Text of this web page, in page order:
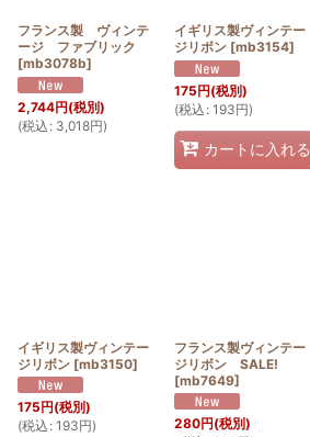
フランス製 ヴィンテ
ージ ファブリック
[mb3078b]
2,744円(税別)
(税込 : 3,018円)
イギリス製ヴィンテー
ジリボン [mb3154]
175円(税別)
(税込 : 193円)
カートに入れる
イギリス製ヴィンテー
ジリボン [mb3150]
175円(税別)
(税込 : 193円)
フランス製ヴィンテー
ジリボン SALE!
[mb7649]
280円(税別)